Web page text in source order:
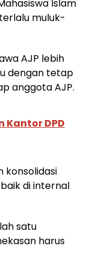
Islam
muluk-
AJP lebih
dengan tetap
anggota AJP.
Kantor DPD
konsolidasi
di internal
satu
harus